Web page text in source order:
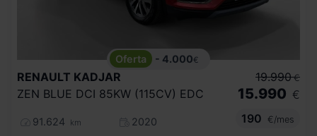
- 4.000€
RENAULT KADJAR
ZEN BLUE DCI 85KW (115CV) EDC
91.624 km
2020
19.990 €
15.990 €
190
€/mes